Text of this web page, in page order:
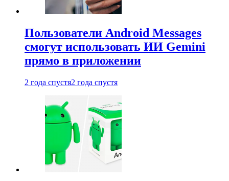
Пользователи Android Messages
смогут использовать ИИ Gemini
прямо в приложении
2 года спустя2 года спустя